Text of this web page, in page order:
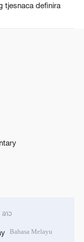
tjesnaca definira
ລາວ
Bahasa Melayu